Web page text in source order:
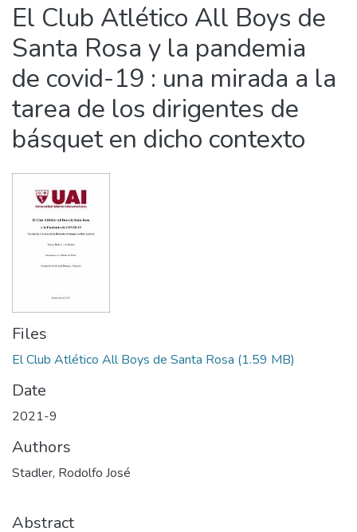
El Club Atlético All Boys de
Santa Rosa y la pandemia
de covid-19 : una mirada a la
tarea de los dirigentes de
básquet en dicho contexto
Files
El Club Atlético All Boys de Santa Rosa (1.59 MB)
Date
2021-9
Authors
Stadler, Rodolfo José
Abstract